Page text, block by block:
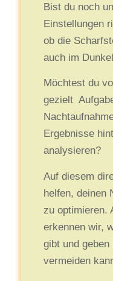
Bist du noch
Einstellungen
ob die
auch im
Möchtest du
gezielt
Ergebnisse
analysieren?
Auf diesem
helfen, deinen
zu optimieren.
erkennen wir,
gibt und
vermeiden